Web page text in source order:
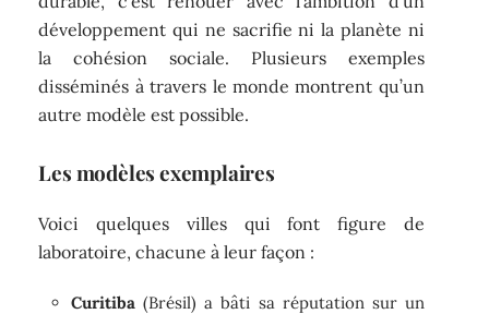
développement qui ne sacrifie ni la planète ni
la cohésion sociale. Plusieurs exemples
disséminés à travers le monde montrent qu’un
autre modèle est possible.
Les modèles exemplaires
Voici quelques villes qui font figure de
laboratoire, chacune à leur façon :
Curitiba (Brésil) a bâti sa réputation sur un